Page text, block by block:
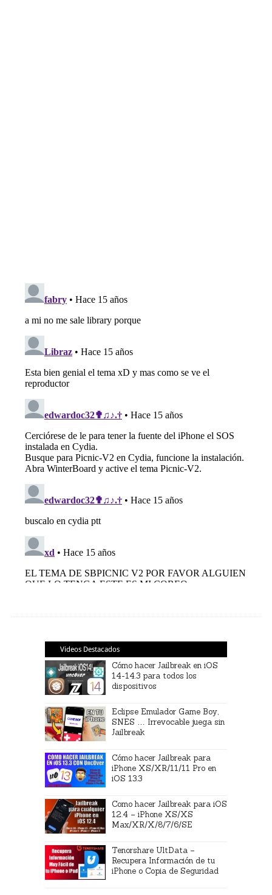
Videos Destacados
Cómo hacer Jailbreak en iOS
14-14.3 para todos los
dispositivos
Eclipse Emulador Game Boy,
SNES … Irrevocable juega sin
Jailbreak
Cómo hacer Jailbreak para
iPhone XS/XR/11/11 Pro en
iOS 13.3
Como hacer Jailbreak para iOS
12.4 – iPhone XS/XS
Max/XR/X/8/7/6/SE
Tenorshare UltData –
Recupera Información de tu
iPhone o Copia de Seguridad